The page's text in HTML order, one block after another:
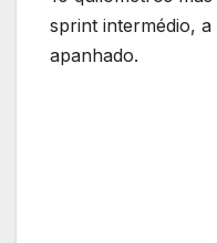
sprint intermédio,
apanhado.